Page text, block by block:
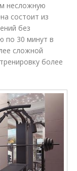
несложную
состоит из
без
по 30 минут в
сложной
более